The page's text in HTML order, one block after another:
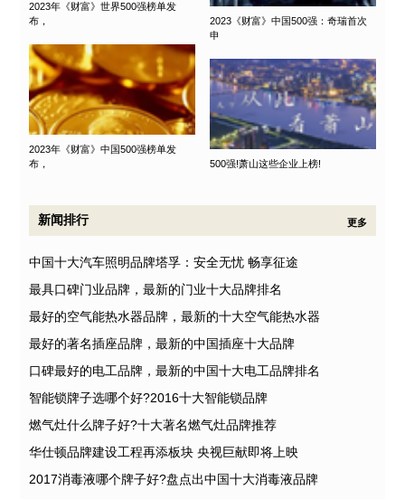
2023年《财富》世界500强榜单发
布，
2023《财富》中国500强：奇瑞首次
申
2023年《财富》中国500强榜单发
布，
500强!萧山这些企业上榜!
新闻排行 更多
中国十大汽车照明品牌塔孚：安全无忧 畅享征途
最具口碑门业品牌，最新的门业十大品牌排名
最好的空气能热水器品牌，最新的十大空气能热水器
最好的著名插座品牌，最新的中国插座十大品牌
口碑最好的电工品牌，最新的中国十大电工品牌排名
智能锁牌子选哪个好?2016十大智能锁品牌
燃气灶什么牌子好?十大著名燃气灶品牌推荐
华仕顿品牌建设工程再添板块 央视巨献即将上映
2017消毒液哪个牌子好?盘点出中国十大消毒液品牌